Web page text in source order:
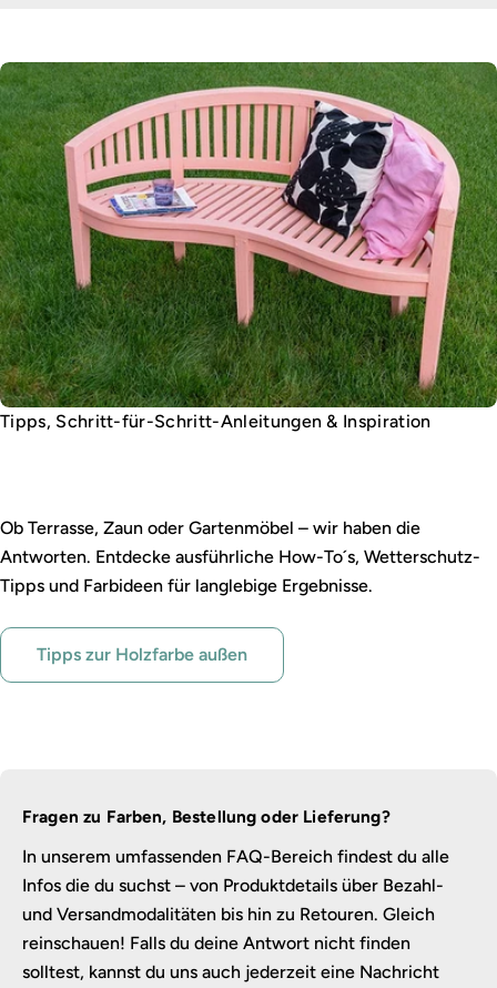
Tipps, Schritt-für-Schritt-Anleitungen & Inspiration
Ob Terrasse, Zaun oder Gartenmöbel – wir haben die
Antworten. Entdecke ausführliche How-To´s, Wetterschutz-
Tipps und Farbideen für langlebige Ergebnisse.
Tipps zur Holzfarbe außen
Fragen zu Farben, Bestellung oder Lieferung?
In unserem umfassenden FAQ-Bereich findest du alle
Infos die du suchst – von Produktdetails über Bezahl-
und Versandmodalitäten bis hin zu Retouren. Gleich
reinschauen! Falls du deine Antwort nicht finden
solltest, kannst du uns auch jederzeit eine Nachricht